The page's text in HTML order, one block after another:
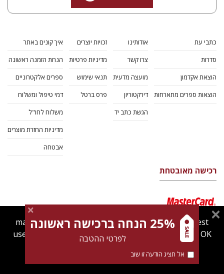
כתבי עת
סדרות
הוצאת אקדמון
הוצאות ספרים מתארחות
אודותינו
צרו קשר
מועצה מדעית
דירקטוריון
הגשת כתב יד
זכויות יוצרים
מדיניות פרטיות
תנאי שימוש
פרס ברטל
איך קונים באתר
הנחת הזמנה ראשונה
ספרים אלקטרוניים
דמי טיפול ומשלוח
משלוח לחו"ל
מדיניות החזרת מוצרים
אבטחה
רכישה מאובטחת
magnespress.co.il uses cookies to give you the best
user experience. Using this website means you're OK
Find out more about ourcookies policy
25% הנחה ברכישה ראשונה
לפרטי ההטבה
אל תציג הודעה זו שוב